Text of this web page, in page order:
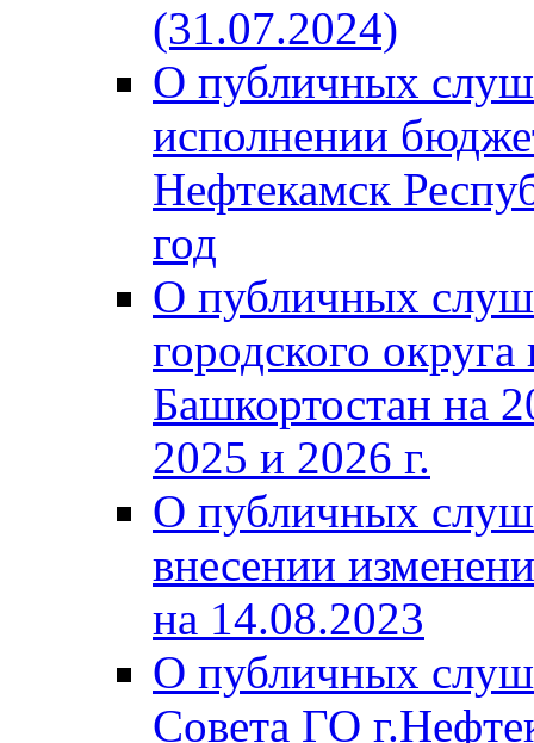
(31.07.2024)
О публичных
исполнении
Нефтекамск
год
О публичных
городского
Башкортостан на
2025 и 2026 г.
О публичных
внесении
на 14.08.2023
О публичных
Совета ГО